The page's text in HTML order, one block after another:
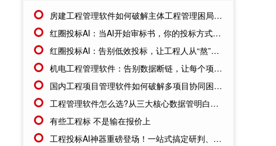
房建工程管理软件如何破解主体工程管理困局?红圈系统给出实战答案
红圈投标AI：当AI开始审标书，你的投标方式还停留在人工时代吗?
红圈投标AI：告别低效投标，让工程人从“熬”标书到“智”取项目
机电工程管理软件：告别数据断链，让每个项目都有一本明白账
国内工程项目管理软件如何破解多项目协同困局?红圈给出答案
工程管理软件怎么选?从三大核心数据管明白开始
有些工程标 不是输在报价上
工程投标AI神器重磅登场！一站式搞定研判、审核、资料管理，从容应对行业新规！